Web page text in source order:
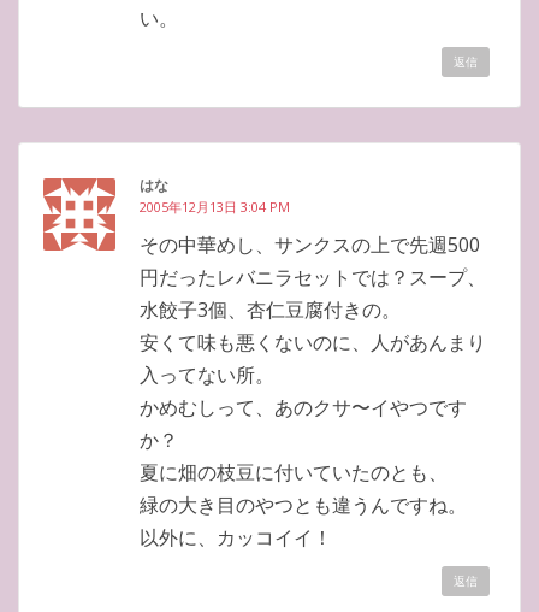
い。
返信
はな
2005年12月13日 3:04 PM
その中華めし、サンクスの上で先週500
円だったレバニラセットでは？スープ、
水餃子3個、杏仁豆腐付きの。
安くて味も悪くないのに、人があんまり
入ってない所。
かめむしって、あのクサ〜イやつです
か？
夏に畑の枝豆に付いていたのとも、
緑の大き目のやつとも違うんですね。
以外に、カッコイイ！
返信